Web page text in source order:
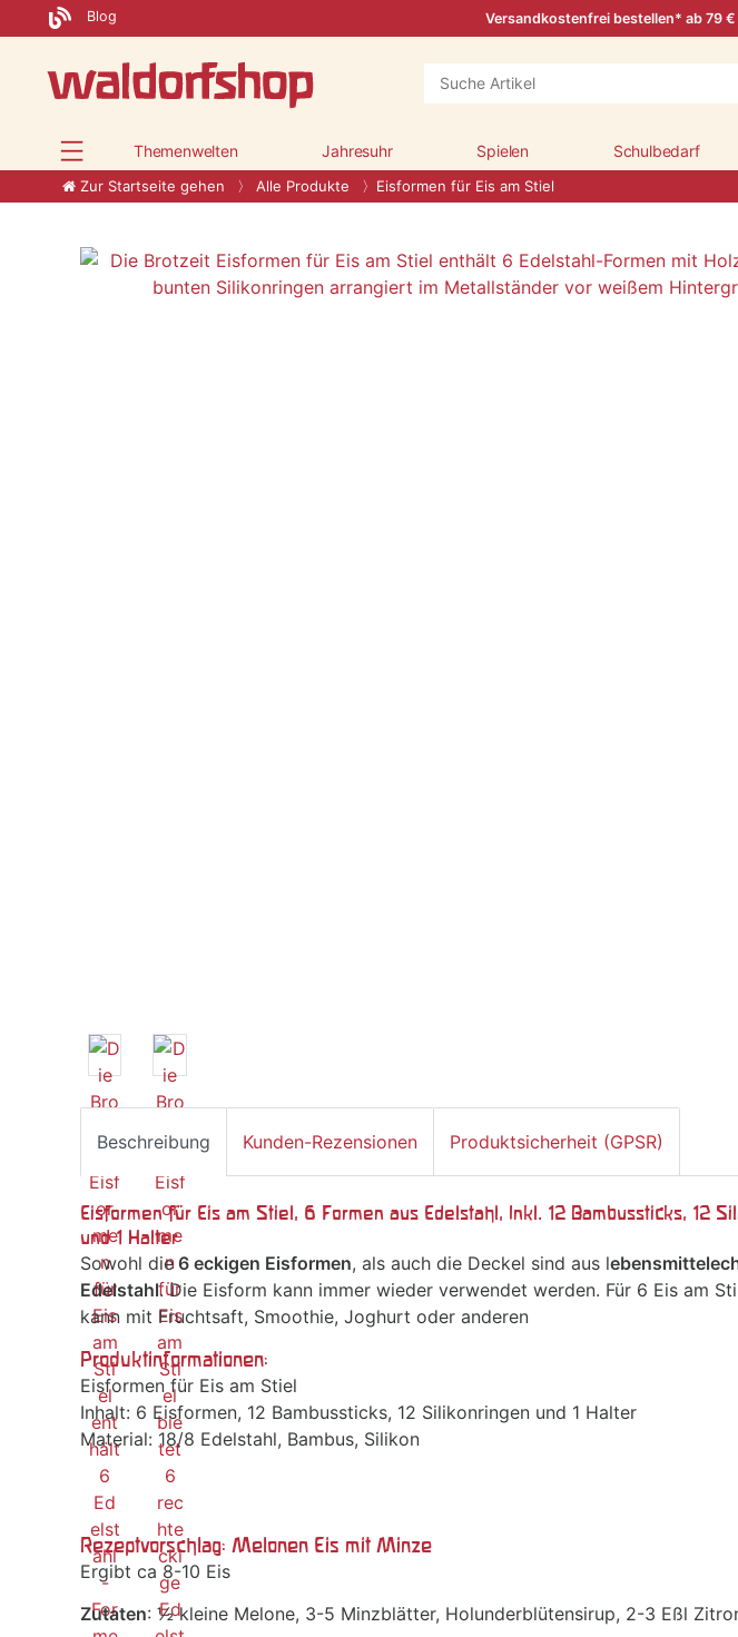
Blog Versandkostenfrei bestellen* ab 79 €
Themenwelten Jahresuhr Spielen Schulbedarf
Zur Startseite gehen Alle Produkte Eisformen für Eis am Stiel
Beschreibung Kunden-Rezensionen Produktsicherheit (GPSR)
Eisformen für Eis am Stiel, 6 Formen aus Edelstahl, Inkl. 12 Bambussticks, 12
und 1 Halter
Sowohl die6 eckigen Eisformen, als auch die Deckel sind aus l
Edelstahl. Die Eisform kann immer wieder verwendet werden. Für 6 Eis am
kann mit Fruchtsaft, Smoothie, Joghurt oder anderen
Produktinformationen:
Eisformen für Eis am Stiel
Inhalt: 6 Eisformen, 12 Bambussticks, 12 Silikonringen und 1 Halter
Material: 18/8 Edelstahl, Bambus, Silikon
Rezeptvorschlag: Melonen Eis mit Minze
Ergibt ca 8-10 Eis
Zutaten: ½ kleine Melone, 3-5 Minzblätter, Holunderblütensirup, 2-3 Eßl